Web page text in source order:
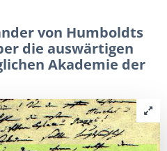
von Humboldts
die auswärtigen
Akademie der